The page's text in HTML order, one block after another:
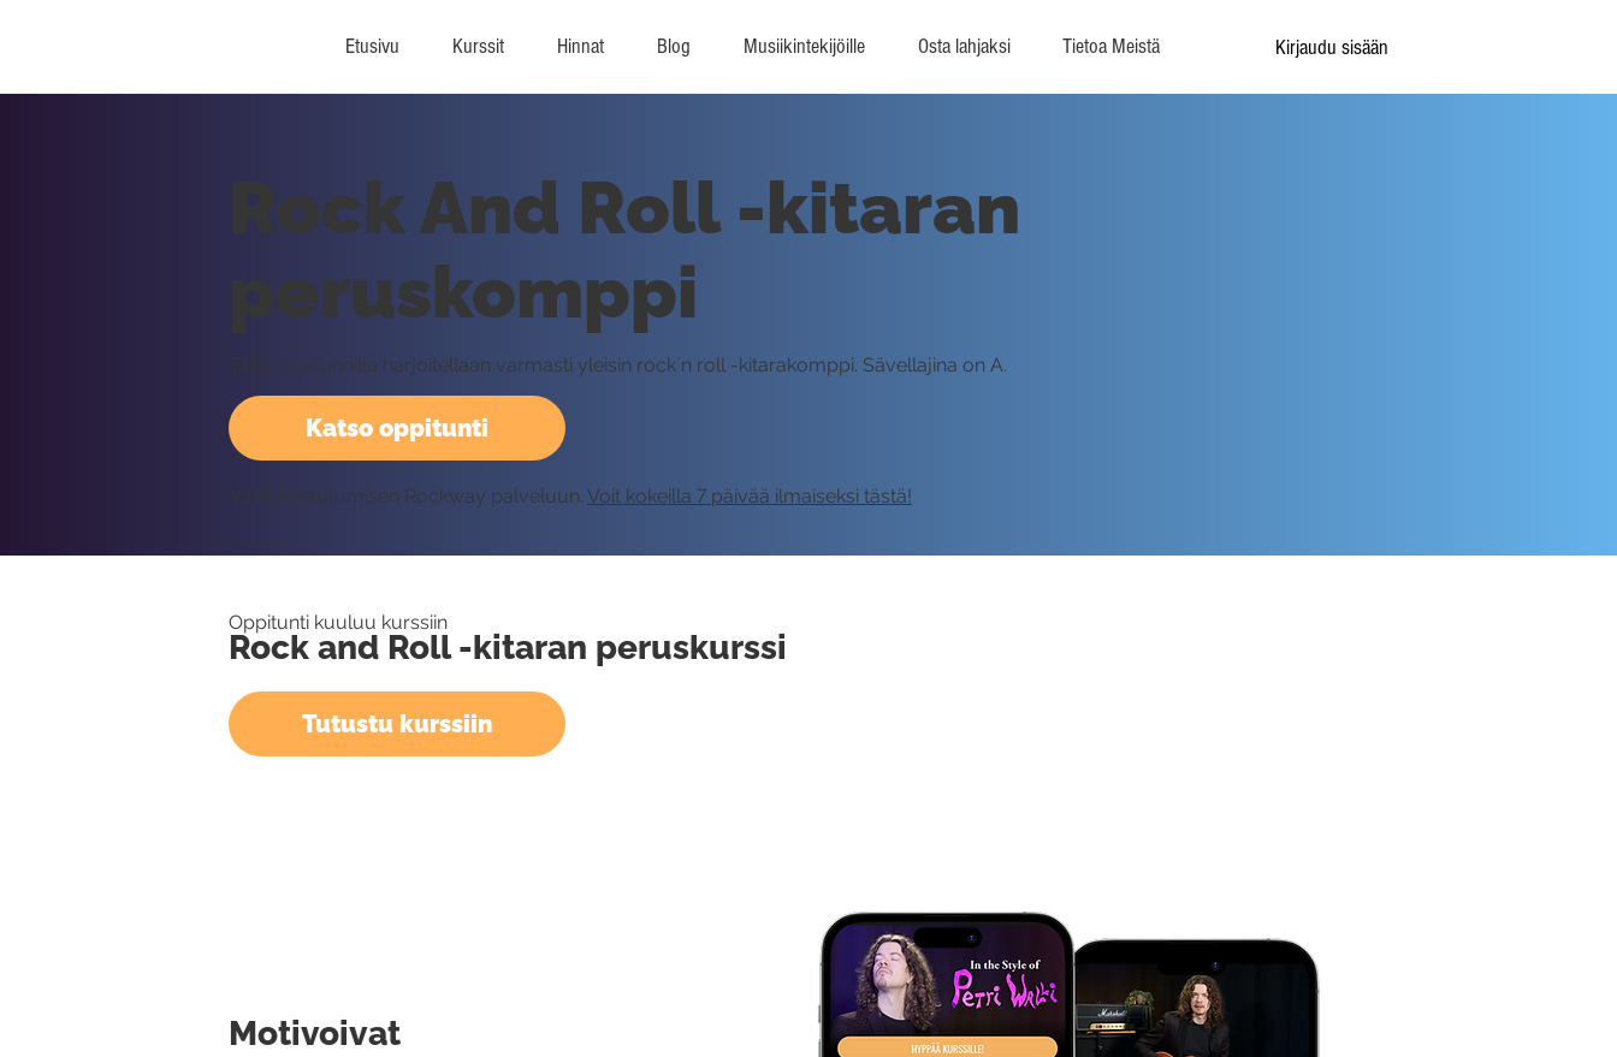
Etusivu Kurssit Hinnat Blog Musiikintekijöille Osta lahjaksi Tietoa Meistä Kirjaudu sisään
Katso oppitunti
Rock And Roll -kitaran
peruskomppi
Tällä oppitunnilla harjoitellaan varmasti yleisin rock´n roll -kitarakomppi. Sävellajina on A.
Vaatii kirjautumisen Rockway palveluun. Voit kokeilla 7 päivää ilmaiseksi tästä!
Oppitunti kuuluu kurssiin
Rock and Roll -kitaran peruskurssi
Tutustu kurssiin
Motivoivat